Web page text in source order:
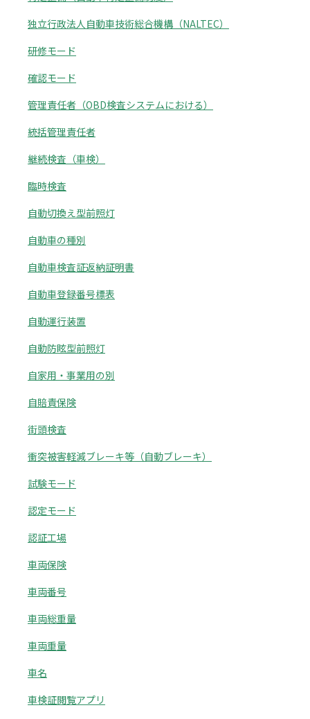
独立行政法人自動車技術総合機構（NALTEC）
研修モード
確認モード
管理責任者（OBD検査システムにおける）
統括管理責任者
継続検査（車検）
臨時検査
自動切換え型前照灯
自動車の種別
自動車検査証返納証明書
自動車登録番号標表
自動運行装置
自動防眩型前照灯
自家用・事業用の別
自賠責保険
街頭検査
衝突被害軽減ブレーキ等（自動ブレーキ）
試験モード
認定モード
認証工場
車両保険
車両番号
車両総重量
車両重量
車名
車検証閲覧アプリ